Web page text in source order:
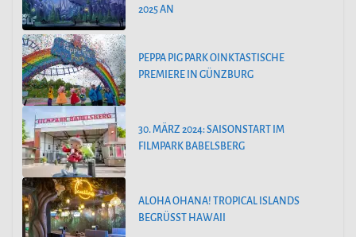
025 AN
PEPPA PIG PARK OINKTASTISCHE
PREMIERE IN GÜNZBURG
30. MÄRZ 2024: SAISONSTART IM
FILMPARK BABELSBERG
ALOHA OHANA! TROPICAL ISLANDS
BEGRÜSST HAWAII